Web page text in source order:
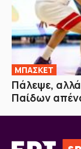
ΜΠΑΣΚΕΤ
Πάλεψε,
Παίδων